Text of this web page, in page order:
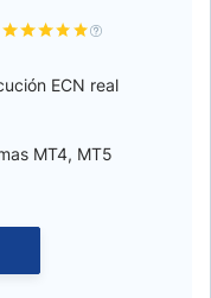
ECN real
MT4, MT5